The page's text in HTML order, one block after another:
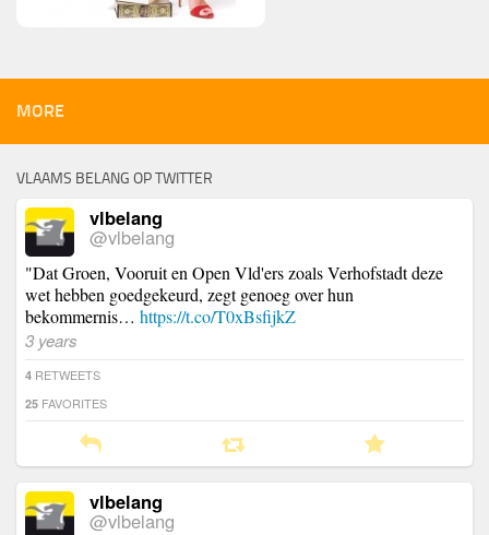
MORE
VLAAMS BELANG OP TWITTER
vlbelang
@vlbelang
"Dat Groen, Vooruit en Open Vld'ers zoals Verhofstadt deze
wet hebben goedgekeurd, zegt genoeg over hun
bekommernis… https://t.co/T0xBsfijkZ
3 years
4 RETWEETS
25 FAVORITES
vlbelang
@vlbelang